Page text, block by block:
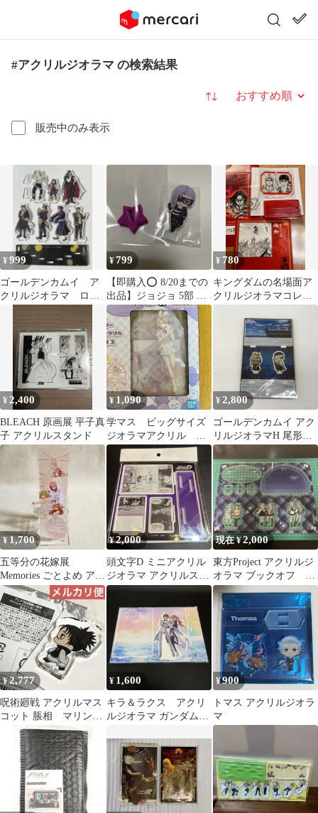
#アクリルジオラマ の検索結果
販売中のみ表示
並び替え
¥999
ゴールデンカムイ ア
クリルジオラマ ロー
¥799
【即購入⭕️ 8/20までの
出品】ジョジョ 5部 ア
クリルジオラマ メロー
ネ
¥ 780
キングダムの名場面ア
クリルジオラマコレク
¥ 2,400
BLEACH 原画展 平子真
子 アクリルスタンド
¥ 1,090
学マス ビッグサイズ
ジオラマアクリル 有
村麻央
¥2,800
ゴールデンカムイ アク
リルジオラマH 尾形&
ヴァシリ z4216
¥1,700
五等分の花嫁展
Memories ごとよめ アク
リルジオラマ
¥2,000
頭文字D ミニアクリル
ジオラマ アクリルスタ
ンド POPUP
現在 ¥2,000
東方Project アクリルジ
オラマ ブックオフ 地
雷系
¥2,777
呪術廻戦 アクリルマス
コット 脹相 マリンタ
ワー Cafe FanBase
¥ 1,600
キラ＆ラクス アクリ
ルジオラマ ガンダム
¥900
トマス アクリルジオラ
マ